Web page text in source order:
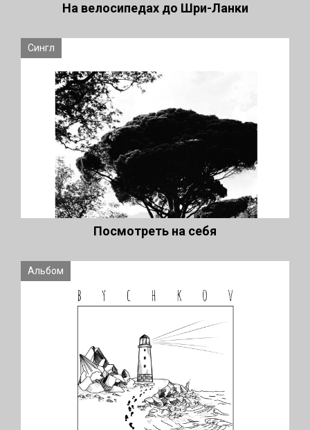
На велосипедах до Шри-Ланки
Сингл
Посмотреть на себя
Альбом